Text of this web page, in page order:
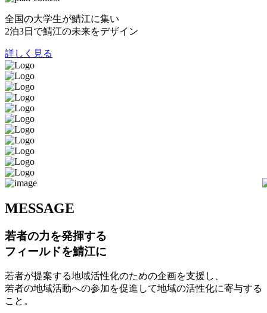
全国の大学生が鯖江に集い
2泊3日で鯖江の未来をデザイン
詳しく見る
MESSAGE
若者の力を発揮する
フィールドを鯖江に
若者が提案する地域活性化のための企画を支援し、
若者の地域活動への参加を促進して地域の活性化に寄与する
こと。